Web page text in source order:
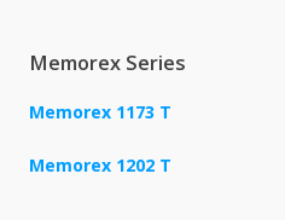
Memorex Series
Memorex 1173 T
Memorex 1202 T